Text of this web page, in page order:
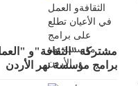
مشتركة "الثقافة"و
برامج مؤسسة نهر الأردن